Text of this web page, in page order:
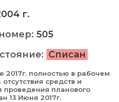
г.
505
Списан
2017г. полностью в рабочем
средств и
проведения планового
13 Июня 2017г.